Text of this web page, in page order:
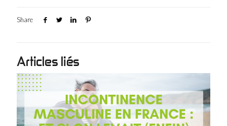
Share
Articles liés